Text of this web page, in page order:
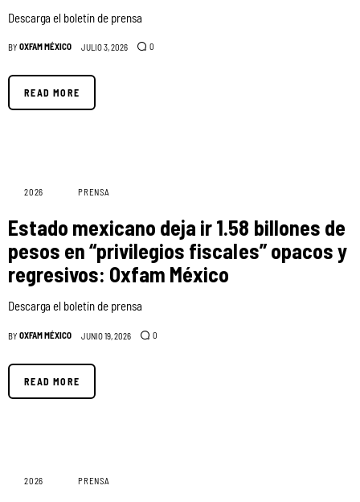
Descarga el boletín de prensa
BY OXFAM MÉXICO JULIO 3, 2026 0
READ MORE
2026 PRENSA
Estado mexicano deja ir 1.58 billones de
pesos en “privilegios fiscales” opacos y
regresivos: Oxfam México
Descarga el boletín de prensa
BY OXFAM MÉXICO JUNIO 19, 2026 0
READ MORE
2026 PRENSA